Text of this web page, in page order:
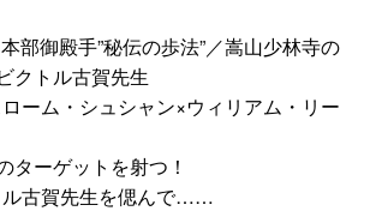
部御殿手”秘伝の歩法”／嵩山少林寺の
クトル古賀先生
ーム・シュシャン×ウィリアム・リー
ターゲットを射つ！
ル古賀先生を偲んで……